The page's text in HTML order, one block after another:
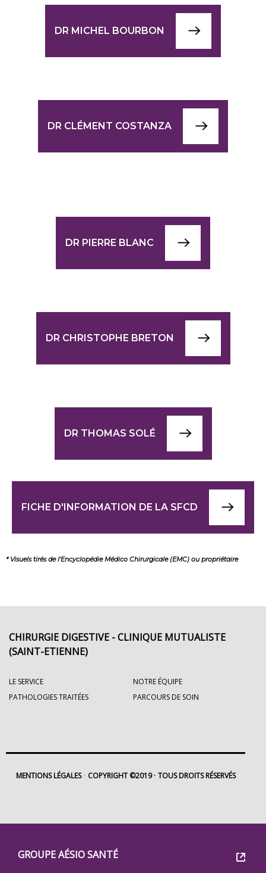
DR MICHEL BOURBON
DR CLÉMENT COSTANZA
DR PIERRE BLANC
DR CHRISTOPHE BRETON
DR THOMAS SOLÉ
FICHE D'INFORMATION DE LA SFCD
* Visuels tirés de l'Encyclopédie Médico Chirurgicale (EMC) ou propriétaire
Groupe
GROUPE AÉSIO SANTÉ
CHIRURGIE DIGESTIVE - CLINIQUE MUTUALISTE
(SAINT-ETIENNE)
LE SERVICE
NOTRE ÉQUIPE
PATHOLOGIES TRAITÉES
PARCOURS DE SOIN
MENTIONS LÉGALES COPYRIGHT ©2019 TOUS DROITS RÉSERVÉS